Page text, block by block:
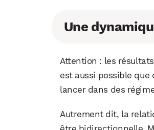
Une
Attention : les
est aussi possible
lancer dans des
Autrement dit, la